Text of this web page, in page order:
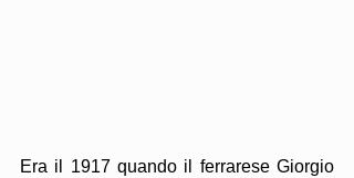
Era il 1917 quando il ferrarese Giorgio